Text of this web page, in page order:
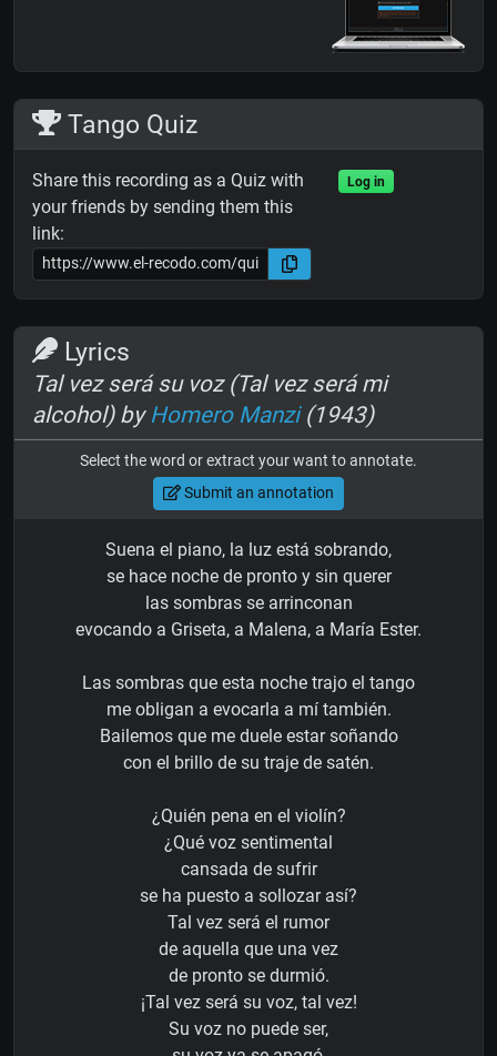
Tango Quiz
Share this recording as a Quiz with
your friends by sending them this
link:
Log in
Lyrics
Tal vez será su voz (Tal vez será mi
alcohol) by Homero Manzi(1943)
Select the word or extract your want to annotate.
Submit an annotation
Suena el piano, la luz está sobrando,
se hace noche de pronto y sin querer
las sombras se arrinconan
evocando a Griseta, a Malena, a María Ester.
Las sombras que esta noche trajo el tango
me obligan a evocarla a mí también.
Bailemos que me duele estar soñando
con el brillo de su traje de satén.
¿Quién pena en el violín?
¿Qué voz sentimental
cansada de sufrir
se ha puesto a sollozar así?
Tal vez será el rumor
de aquella que una vez
de pronto se durmió.
¡Tal vez será su voz, tal vez!
Su voz no puede ser,